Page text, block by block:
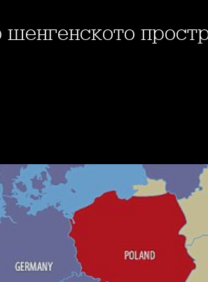
шенгенското